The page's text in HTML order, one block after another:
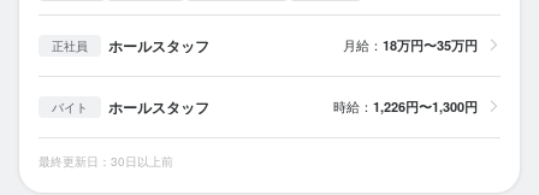
正社員 ホールスタッフ 月給： 18万円〜35万円
バイト ホールスタッフ 時給： 1,226円〜1,300円
最終更新日：30日以上前